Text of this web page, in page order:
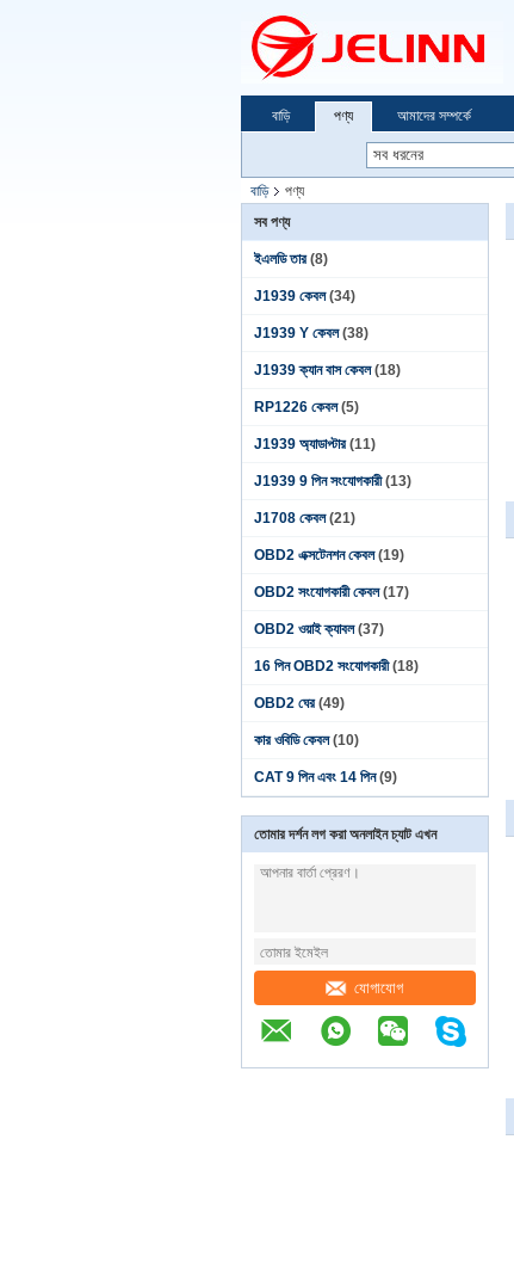
বাড়ি পণ্য আমাদের সম্পর্কে
বাড়ি
পণ্য
সব পণ্য
ইএলডি তার (8)
J1939 কেবল (34)
J1939 Y কেবল (38)
J1939 ক্যান বাস কেবল (18)
RP1226 কেবল (5)
J1939 অ্যাডাপ্টার (11)
J1939 9 পিন সংযোগকারী (13)
J1708 কেবল (21)
OBD2 এক্সটেনশন কেবল (19)
OBD2 সংযোগকারী কেবল (17)
OBD2 ওয়াই ক্যাবল (37)
16 পিন OBD2 সংযোগকারী (18)
OBD2 ঘের (49)
কার ওবিডি কেবল (10)
CAT 9 পিন এবং 14 পিন (9)
তোমার দর্শন লগ করা অনলাইন চ্যাট এখন
যোগাযোগ